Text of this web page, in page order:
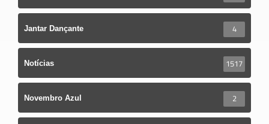
Jantar Dançante 4
Notícias 1517
Novembro Azul 2